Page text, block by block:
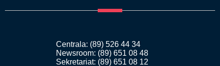
Centrala: (89) 526 44 34
Newsroom: (89) 651 08 48
Sekretariat: (89) 651 08 12